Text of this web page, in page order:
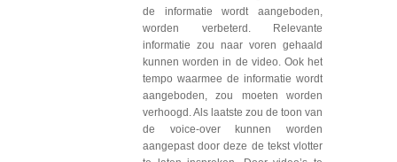
de informatie wordt aangeboden,
worden verbeterd. Relevante
informatie zou naar voren gehaald
kunnen worden in de video. Ook het
tempo waarmee de informatie wordt
aangeboden, zou moeten worden
verhoogd. Als laatste zou de toon van
de voice-over kunnen worden
aangepast door deze de tekst vlotter